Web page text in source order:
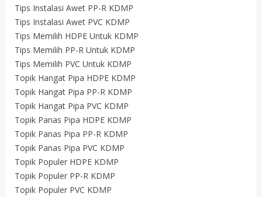
Tips Instalasi Awet PP-R KDMP
Tips Instalasi Awet PVC KDMP
Tips Memilih HDPE Untuk KDMP
Tips Memilih PP-R Untuk KDMP
Tips Memilih PVC Untuk KDMP
Topik Hangat Pipa HDPE KDMP
Topik Hangat Pipa PP-R KDMP
Topik Hangat Pipa PVC KDMP
Topik Panas Pipa HDPE KDMP
Topik Panas Pipa PP-R KDMP
Topik Panas Pipa PVC KDMP
Topik Populer HDPE KDMP
Topik Populer PP-R KDMP
Topik Populer PVC KDMP